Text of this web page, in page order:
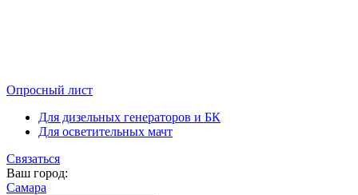
Опросный лист
Для дизельных генераторов и БК
Для осветительных мачт
Связаться
Ваш город:
Самара